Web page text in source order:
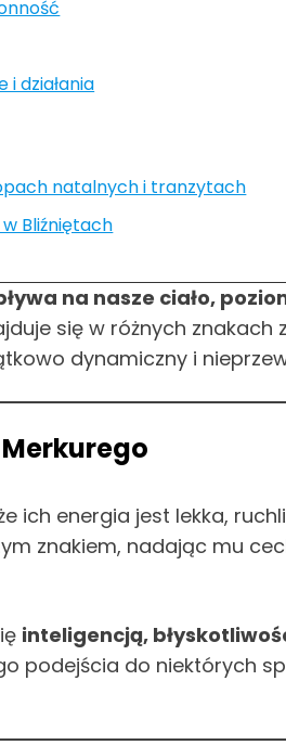
i działania
natalnych i tranzytach
Bliźniętach
na nasze ciało,
się w różnych
dynamiczny i
ich energia jest lekka,
znakiem, nadając mu
inteligencją,
podejścia do niektórych